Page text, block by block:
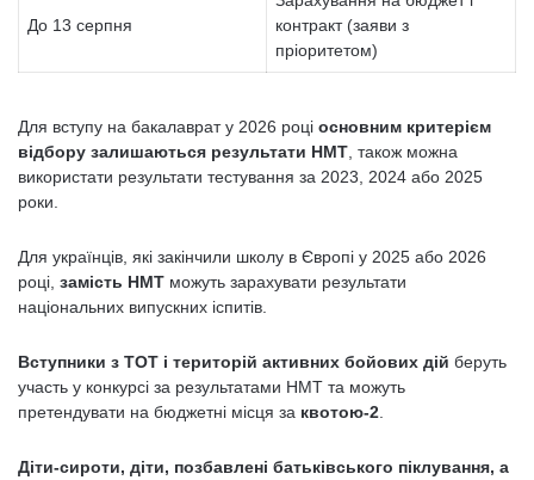
До 13 серпня
контракт (заяви з
пріоритетом)
Для вступу на бакалаврат у 2026 році основним критерієм
відбору залишаються результати НМТ , також можна
використати результати тестування за 2023, 2024 або 2025
роки.
Для українців, які закінчили школу в Європі у 2025 або 2026
році, замість НМТ можуть зарахувати результати
національних випускних іспитів.
Вступники з ТОТ і територій активних бойових дій беруть
участь у конкурсі за результатами НМТ та можуть
претендувати на бюджетні місця за квотою-2
Діти-сироти, діти, позбавлені батьківського піклування, а